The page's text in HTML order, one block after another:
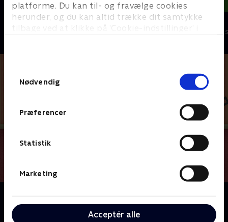
platforme. Du kan til- og fravælge cookies
herunder, og du kan altid trække dit samtykke
tilbage ved at klikke på ’Cookie-indstillinger’ i
Nødvendig
Præferencer
Statistik
Marketing
Acceptér alle
Mægtige maskiner Dino Deluxe
Børneserier •
Kan du hjælpe Blå og Josh med at løse alverdens